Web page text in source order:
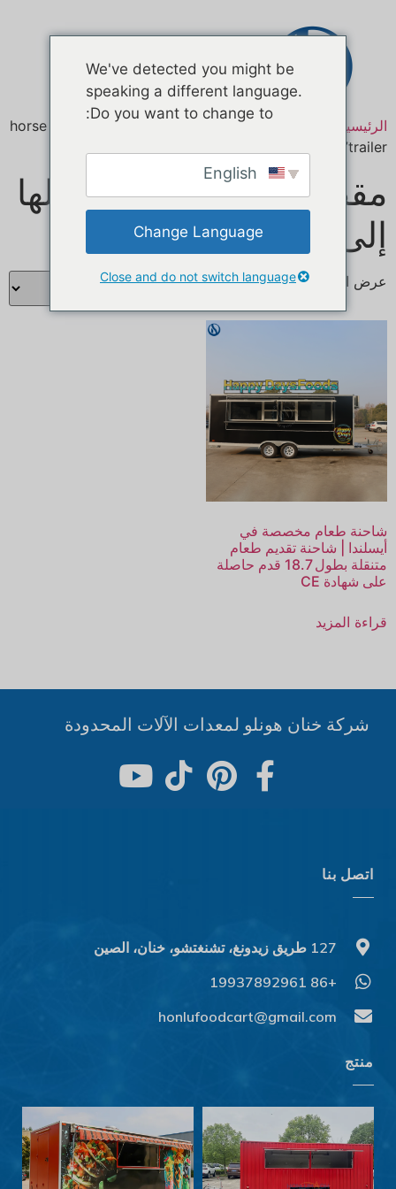
اتصال
الرئيسية
/ منتجات تحت الوسم “horse trailer converted food
trailer”
مقطورة حصان تم تحويلها
إلى مقطورة طعام
عرض النتيجة الوحيدة
شاحنة طعام مخصصة في
أيسلندا | شاحنة تقديم طعام
متنقلة بطول 18.7 قدم حاصلة
على شهادة CE
قراءة المزيد
شركة خنان هونلو لمعدات الآلات المحدودة
اتصل بنا
127 طريق زيدونغ، تشنغتشو، خنان، الصين
+86 19937892961
honlufoodcart@gmail.com
منتج
We've detected you might be
speaking a different language.
Do you want to change to:
Change Language
Close and do not switch language
Eesti
Български
Slovenčina
Svenska